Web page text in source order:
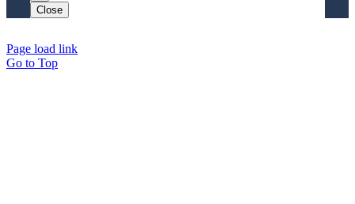
Close
Page load link
Go to Top